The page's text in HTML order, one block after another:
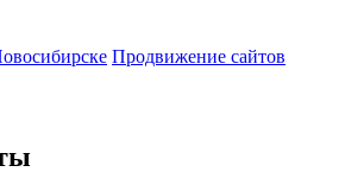
Продвижение сайтов